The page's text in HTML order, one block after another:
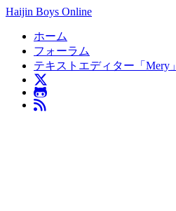
Haijin Boys Online
ホーム
フォーラム
テキストエディター「Mery」